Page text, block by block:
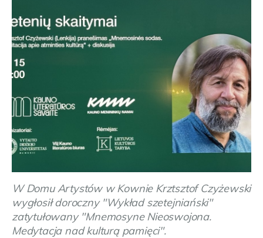
W Domu Artystów w Kownie Krztsztof Czyżewski
wygłosił doroczny "Wykład szetejniański"
zatytułowany "Mnemosyne Nieoswojona.
Medytacja nad kulturą pamięci".